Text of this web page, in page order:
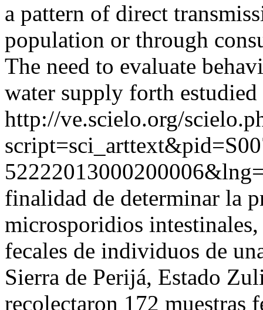
a pattern of direct
population or through
The need to evaluate
water supply forth
http://ve.scielo.org/
finalidad de determinar la
microsporidios intestinales,
fecales de individuos de
Sierra de Perijá, Estado
recolectaron 172 muestras